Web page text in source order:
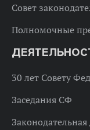
Совет
Полномочные
30 лет Совету
Заседания СФ
Законодательная